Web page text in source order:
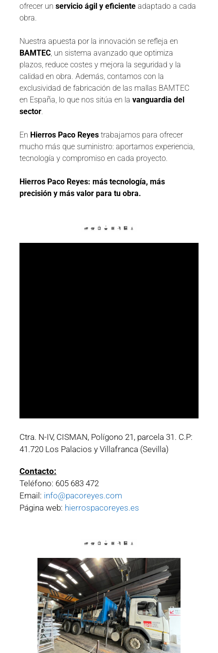
ofrecer un servicio ágil y eficiente adaptado a cada
obra.
Nuestra apuesta por la innovación se refleja en
BAMTEC, un sistema avanzado que optimiza
plazos, reduce costes y mejora la seguridad y la
calidad en obra. Además, contamos con la
exclusividad de fabricación de las mallas BAMTEC
en España, lo que nos sitúa en la vanguardia del
sector.
En Hierros Paco Reyes trabajamos para ofrecer
mucho más que suministro: aportamos experiencia,
tecnología y compromiso en cada proyecto.
Hierros Paco Reyes: más tecnología, más
precisión y más valor para tu obra.
Ctra. N-IV, CISMAN, Polígono 21, parcela 31. C.P:
41.720 Los Palacios y Villafranca (Sevilla)
Contacto:
Teléfono: 605 683 472
Email: info@pacoreyes.com
Página web: hierrospacoreyes.es